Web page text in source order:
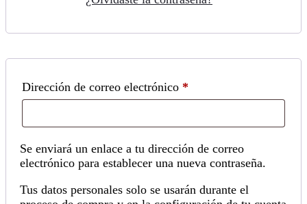
Dirección de correo electrónico *
Se enviará un enlace a tu dirección de correo
electrónico para establecer una nueva contraseña.
Tus datos personales solo se usarán durante el